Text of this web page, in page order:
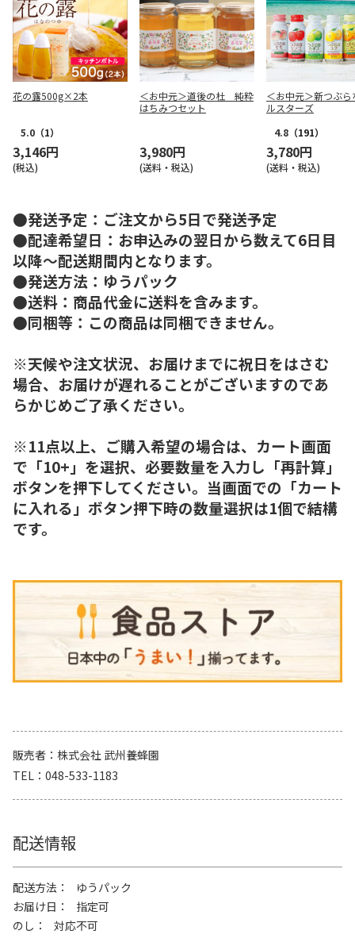
花の露500g×2本
5.0 （1）
3,146円
(税込)
＜お中元＞道後の杜 純粋
はちみつセット
3,980円
(送料・税込)
＜お中元＞新つぶら
ルスターズ
4.8 （191）
3,780円
(送料・税込)
●発送予定：ご注文から5日で発送予定
●配達希望日：お申込みの翌日から数えて6日目
以降～配送期間内となります。
●発送方法：ゆうパック
●送料：商品代金に送料を含みます。
●同梱等：この商品は同梱できません。
※天候や注文状況、お届けまでに祝日をはさむ
場合、お届けが遅れることがございますのであ
らかじめご了承ください。
※11点以上、ご購入希望の場合は、カート画面
で「10+」を選択、必要数量を入力し「再計算」
ボタンを押下してください。当画面での「カート
に入れる」ボタン押下時の数量選択は1個で結構
です。
販売者
株式会社 武州養蜂園
TEL
048-533-1183
配送情報
配送方法
ゆうパック
お届け日
指定可
のし
対応不可